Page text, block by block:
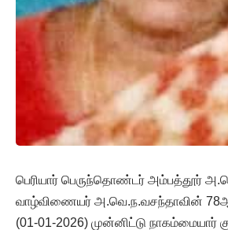
பெரியார் பெருந்தொண்டர் அம்பத்தூர்
வாழ்விணையர் அ.வெ.ந.வசந்தாவின்
(01-01-2026) முன்னிட்டு நாகம்மையார்